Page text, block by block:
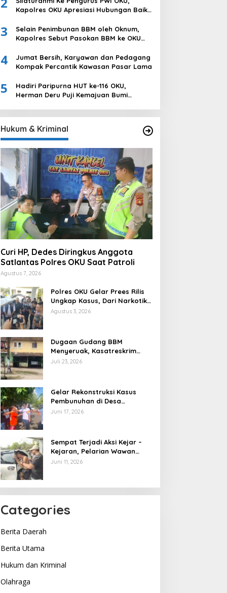
Ogan Komering Ulu
Kapolres OKU Apresiasi Hubungan Baik
3
Selain Penimbunan BBM oleh Oknum,
Kapolres Sebut Pasokan BBM ke OKU
Bungkam
4
Jumat Bersih, Karyawan dan Pedagang
Kompak Percantik Kawasan Pasar Lama
5
Hadiri Paripurna HUT ke-116 OKU,
Herman Deru Puji Kemajuan Bumi
Hukum & Kriminal
Curi HP, Dedes Diringkus Anggota
Satlantas Polres OKU Saat Patroli
Agustus 7, 2026
Polres OKU Gelar Prees Rilis
Ungkap Kasus, Dari Narkotika
Penyalahgunaan BBM Hingga
Agustus 3, 2026
Dugaan Gudang BBM
Menyeruak, Kasatreskrim
Polres OKU : Betul Sudah Kita
Juli 23, 2026
Gelar Rekonstruksi Kasus
Pembunuhan di Desa
Mendingin, Desi Peragakan 18
Juni 17, 2026
Sempat Terjadi Aksi Kejar –
Kejaran, Pelarian Wawan
Berakhir di Tangan Tim
Juni 11, 2026
Categories
Berita Daerah
Berita Utama
Hukum dan Kriminal
Olahraga